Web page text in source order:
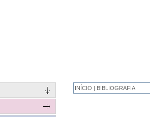
INÍCIO | BIBLIOGRAFIA